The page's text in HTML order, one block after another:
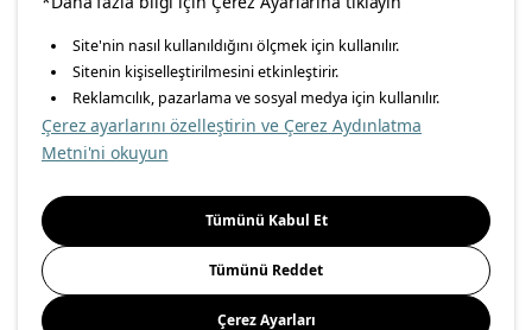
linkedin
Enerji Politikası Bilgi Güvenliği Politikası
Gıda Güvenliği Politikası
Önemli Bilgilendirme İnternet Sitesi Gizlilik Politikası
Kişisel Verilerin Korunması
İnternetten vereceğiniz siparişlerinizde size özel hizmet ve
içerikleri görebilmek için lütfen konumuzu seçin.
İl seçiniz
Seçiniz
Site'nin nasıl kullanıldığını ölçmek için kullanılır.
Sitenin kişiselleştirilmesini etkinleştirir.
Reklamcılık, pazarlama ve sosyal medya için kullanılır.
Çerez ayarlarını özelleştirin ve Çerez Aydınlatma
Metni'ni okuyun
Tümünü Kabul Et
Tümünü Reddet
Çerez Ayarları